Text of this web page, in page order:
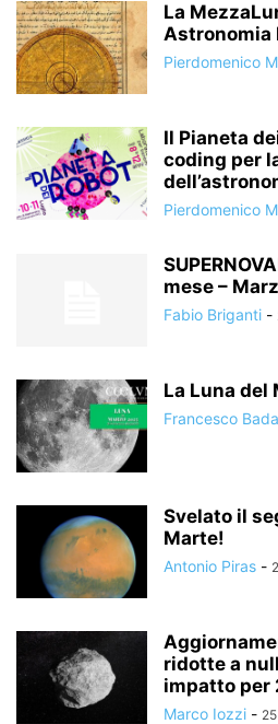
La
Astronomia
Pierdomenico
Il Pianeta
coding per
Pierdomenico
mese –
Fabio Briganti -
La Luna del
Francesco
Svelato il
Marte!
Antonio Piras -
ridotte a
impatto per
Marco Iozzi -